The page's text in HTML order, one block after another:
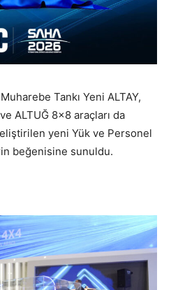
Tankı Yeni ALTAY,
ALTUĞ 8×8 araçları da
yeni Yük ve Personel
beğenisine sunuldu.